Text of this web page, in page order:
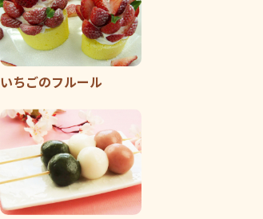
いちごのフルール